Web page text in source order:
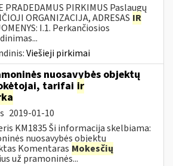
PRADEDAMUS PIRKIMUS Paslaugų
ORGANIZACIJA, ADRESAS IR
I.1. Perkančiosios
Viešieji pirkimai
nuosavybės objektų
tarifai ir
2019-01-10
KM1835 Ši informacija skelbiama:
nuosavybės objektų
Komentaras Mokesčių
už pramoninės...